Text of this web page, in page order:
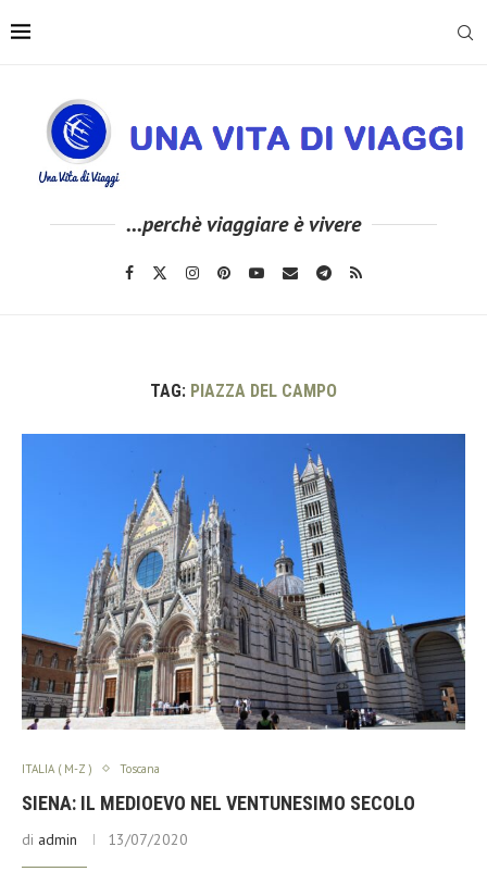
...perchè viaggiare è vivere
TAG: PIAZZA DEL CAMPO
ITALIA ( M-Z ) Toscana
SIENA: IL MEDIOEVO NEL VENTUNESIMO SECOLO
di admin 13/07/2020